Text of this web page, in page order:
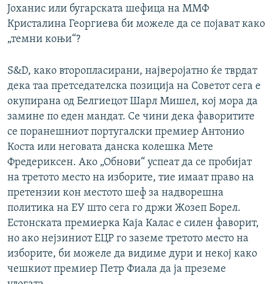
Јоханис или бугарската шефица на ММФ
Кристалина Георгиева би можеле да се појават како
„темни коњи“?
S&D, како второпласирани, најверојатно ќе тврдат
дека таа претседателска позиција на Советот сега е
окупирана од Белгиецот Шарл Мишел, кој мора да
замине по еден мандат. Се чини дека фаворитите
се поранешниот португалски премиер Антонио
Коста или неговата данска колешка Мете
Фредериксен. Ако „Обнови“ успеат да се пробијат
на третото место на изборите, тие имаат право на
претензии кон местото шеф за надворешна
политика на ЕУ што сега го држи Жозеп Борел.
Естонската премиерка Каја Калас е силен фаворит,
но ако нејзиниот ЕЦР го заземе третото место на
изборите, би можеле да видиме дури и некој како
чешкиот премиер Петр Фиала да ја преземе